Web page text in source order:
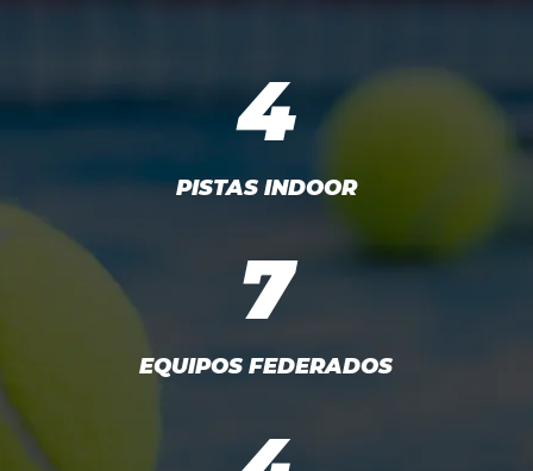
4
PISTAS INDOOR
7
EQUIPOS FEDERADOS